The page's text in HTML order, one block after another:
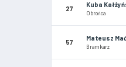
27
Kuba
Obrońca
57
Mateusz
Bramkarz